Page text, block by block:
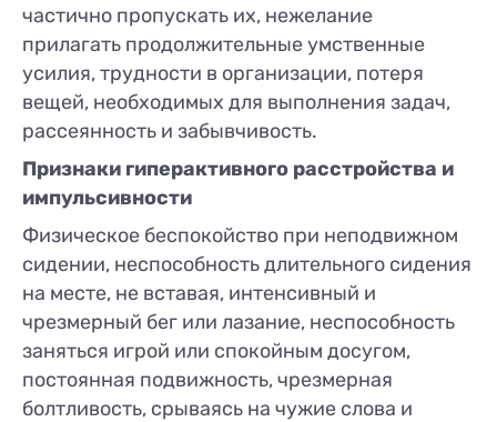
частично пропускать их, нежелание
прилагать продолжительные умственные
усилия, трудности в организации, потеря
вещей, необходимых для выполнения задач,
рассеянность и забывчивость.
Признаки гиперактивного расстройства и
импульсивности
Физическое беспокойство при неподвижном
сидении, неспособность длительного сидения
на месте, не вставая, интенсивный и
чрезмерный бег или лазание, неспособность
заняться игрой или спокойным досугом,
постоянная подвижность, чрезмерная
болтливость, срываясь на чужие слова и